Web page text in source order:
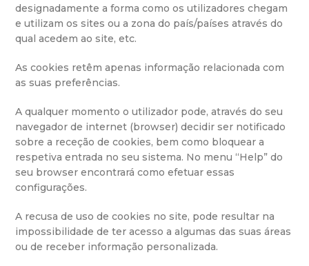
designadamente a forma como os utilizadores chegam
e utilizam os sites ou a zona do país/países através do
qual acedem ao site, etc.
As cookies retêm apenas informação relacionada com
as suas preferências.
A qualquer momento o utilizador pode, através do seu
navegador de internet (browser) decidir ser notificado
sobre a receção de cookies, bem como bloquear a
respetiva entrada no seu sistema. No menu “Help” do
seu browser encontrará como efetuar essas
configurações.
A recusa de uso de cookies no site, pode resultar na
impossibilidade de ter acesso a algumas das suas áreas
ou de receber informação personalizada.